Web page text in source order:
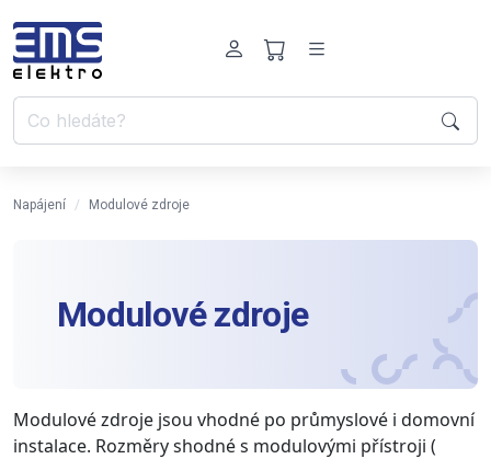
Napájení Modulové zdroje
Modulové zdroje
Modulové zdroje jsou vhodné po průmyslové i domovní
instalace. Rozměry shodné s modulovými přístroji (